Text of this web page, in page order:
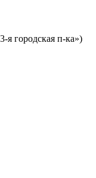
я городская п-ка»)